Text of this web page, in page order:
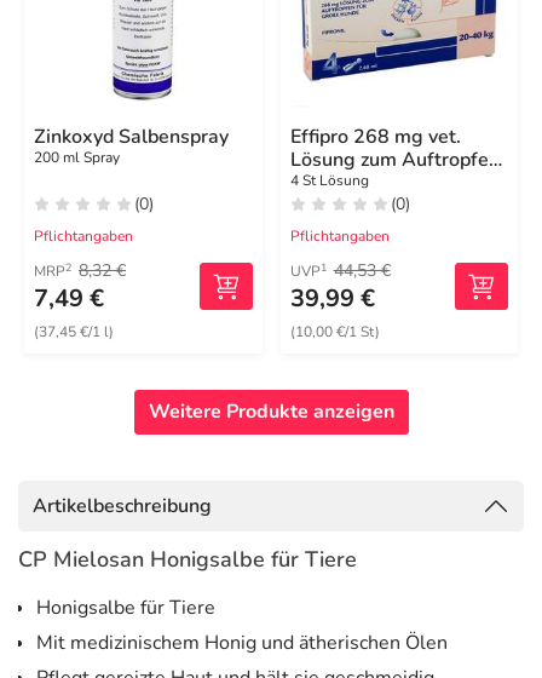
Zinkoxyd Salbenspray
200 ml Spray
(0)
Pflichtangaben
MRP2 8,32 €
7,49 €
(37,45 €/1 l)
Effipro 268 mg vet.
Lösung zum Auftropfen
große Hunde
4 St Lösung
(0)
Pflichtangaben
UVP1 44,53 €
39,99 €
(10,00 €/1 St)
Weitere Produkte anzeigen
Artikelbeschreibung
CP Mielosan Honigsalbe für Tiere
Honigsalbe für Tiere
Mit medizinischem Honig und ätherischen Ölen